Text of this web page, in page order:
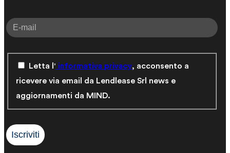
Letta l' informativa privacy, acconsento a
ricevere via email da Lendlease Srl news e
aggiornamenti da MIND.